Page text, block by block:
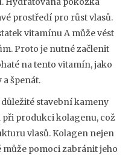
prostředí pro růst vlasů.
vitamínu A může vést
Proto je nutné začlenit
na tento vitamín, jako
špenát.
stavební kameny
při produkci kolagenu, což
vlasů. Kolagen nejen
může pomoci zabránit jeho